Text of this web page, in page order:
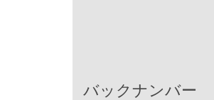
バックナンバー